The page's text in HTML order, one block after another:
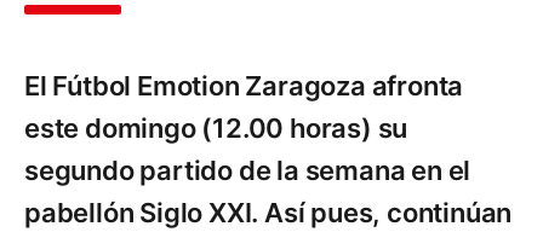
El Fútbol Emotion Zaragoza afronta
este domingo (12.00 horas) su
segundo partido de la semana en el
pabellón Siglo XXI. Así pues, continúan